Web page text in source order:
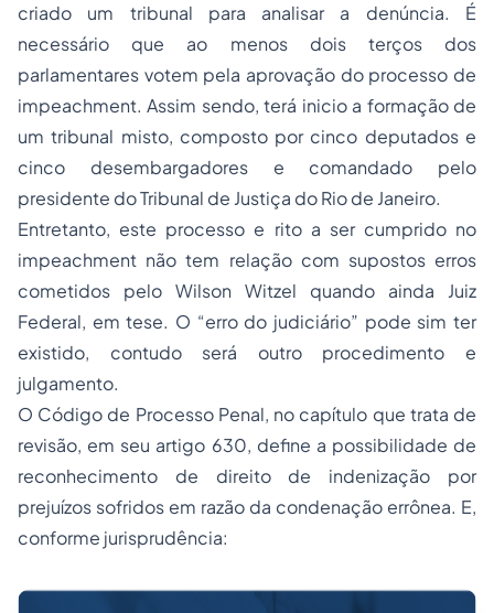
criado um tribunal para analisar a denúncia. É
necessário que ao menos dois terços dos
parlamentares votem pela aprovação do processo de
impeachment. Assim sendo, terá inicio a formação de
um tribunal misto, composto por cinco deputados e
cinco desembargadores e comandado pelo
presidente do Tribunal de Justiça do Rio de Janeiro.
Entretanto, este processo e rito a ser cumprido no
impeachment não tem relação com supostos erros
cometidos pelo Wilson Witzel quando ainda Juiz
Federal, em tese. O “erro do judiciário” pode sim ter
existido, contudo será outro procedimento e
julgamento.
O Código de Processo Penal, no capítulo que trata de
revisão, em seu artigo 630, define a possibilidade de
reconhecimento de direito de indenização por
prejuízos sofridos em razão da condenação errônea. E,
conforme jurisprudência: